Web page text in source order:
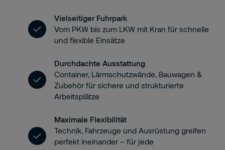
Vielseitiger Fuhrpark
Vom PKW bis zum LKW mit Kran für schnelle
und flexible Einsätze
Durchdachte Ausstattung
Container, Lärmschutzwände, Bauwagen &
Zubehör für sichere und strukturierte
Arbeitsplätze
Maximale Flexibilität
Technik, Fahrzeuge und Ausrüstung greifen
perfekt ineinander – für jede